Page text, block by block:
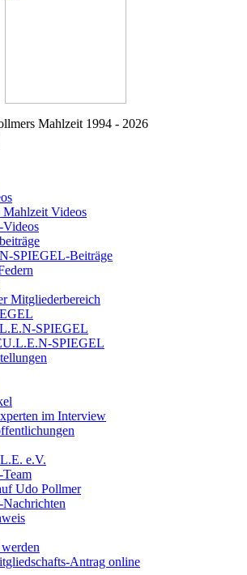
Mahlzeit 1994 - 2026
Mahlzeit Videos
SPIEGEL-Beiträge
Mitgliederbereich
SPIEGEL
SPIEGEL
im Interview
e.V.
Udo Pollmer
Antrag online